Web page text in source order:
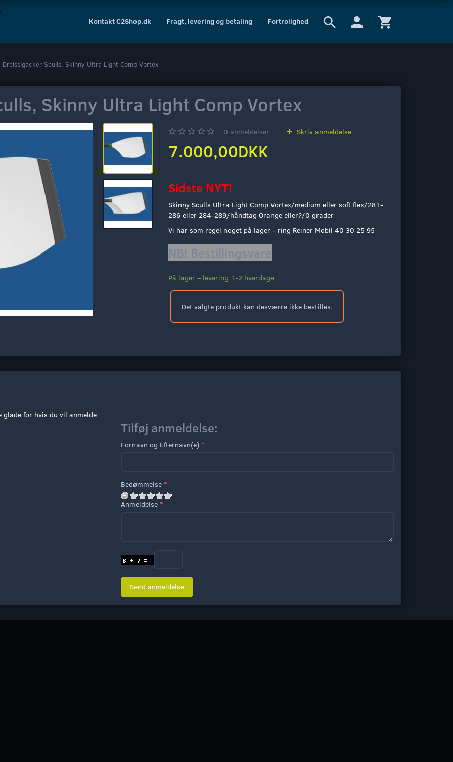
Fortrolighed
Fragt, levering og betaling
Kontakt C2Shop.dk
Dreissigacker Sculls, Skinny Ultra Light Comp Vortex
Skinny Ultra Light Comp Vortex
0 anmeldelser Skriv anmeldelse
7.000,00DKK
Sidste NYT!
Skinny Sculls Ultra Light Comp Vortex/medium eller soft flex/281-
286 eller 284-289/håndtag Orange eller?/0 grader
Vi har som regel noget på lager - ring Reiner Mobil 40 30 25 95
NB! Bestillingsvare
På lager – levering 1-2 hverdage
Det valgte produkt kan desværre ikke bestilles.
glade for hvis du vil anmelde
Tilføj anmeldelse:
Fornavn og Efternavn(e)
Bedømmelse
Anmeldelse
Send anmeldelse